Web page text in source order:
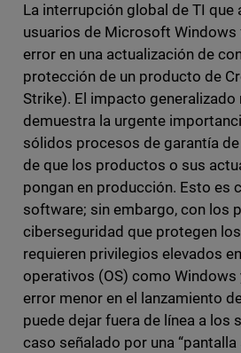
La interrupción global de TI que
usuarios de Microsoft Windows
error en una actualización de
protección de un producto de
Strike). El impacto generalizado
demuestra la urgente
sólidos procesos de garantía
de que los productos o sus
pongan en producción. Esto es
software; sin embargo, con los
ciberseguridad que protegen
requieren privilegios elevados
operativos (OS) como Windows
error menor en el lanzamiento
puede dejar fuera de línea a los
caso señalado por una “pantalla